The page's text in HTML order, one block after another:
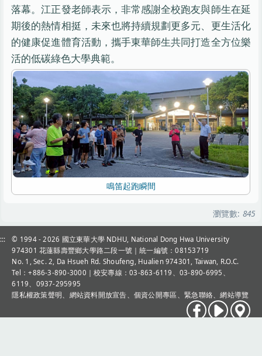
落幕。江正發老師表示，非常感謝全校跑友與師生在延
期後的熱情相挺，未來也將持續規劃更多元、更生活化
的健康促進體育活動，攜手東華師生共同打造全方位樂
活的低碳綠色大學典範。
鳴笛起跑瞬間
瀏覽數: 845
::: © 1994 - 2026 國立東華大學 NDHU, National Dong Hwa University
974301 花蓮縣壽豐鄉大學路二段一號｜統一編號：08153719
No. 1, Sec. 2, Da Hsueh Rd. Shoufeng, Hualien 974301, Taiwan, R.O.C.
Tel：+886-3-890-3000 ｜校安專線：03-863-6119、03-890-6995、
6119、0937-295995
隱私權政策聲明、 網站資料開放宣告、 個資公開專區 、緊急聯絡、網站導覽